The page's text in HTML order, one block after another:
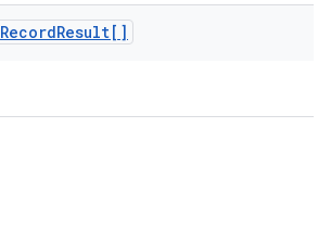
RecordResult[]